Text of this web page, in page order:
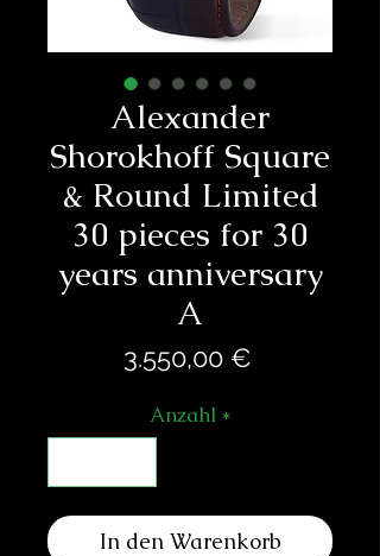
Alexander
Shorokhoff Square
& Round Limited
30 pieces for 30
years anniversary
A
3.550,00 €Preis
Anzahl *
In den Warenkorb